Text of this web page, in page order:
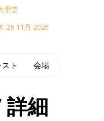
聖堂
26 11月 2026
ト 会場
細